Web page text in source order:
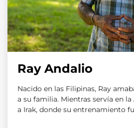
Ray Andalio
Nacido en las Filipinas, Ray
a su familia. Mientras servía en
a Irak, donde su entrenamiento